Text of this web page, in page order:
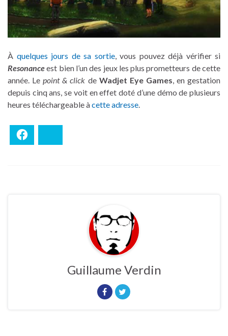
À quelques jours de sa sortie, vous pouvez déjà vérifier si
Resonanceest bien l’un des jeux les plus prometteurs de cette
année. Lepoint & click de Wadjet Eye Games, en gestation
depuis cinq ans, se voit en effet doté d’une démo de plusieurs
heures téléchargeable àcette adresse.
Guillaume Verdin